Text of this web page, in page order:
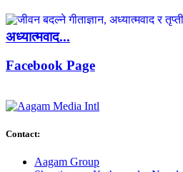
अध्यात्मवाद...
Facebook Page
Contact:
Aagam Group